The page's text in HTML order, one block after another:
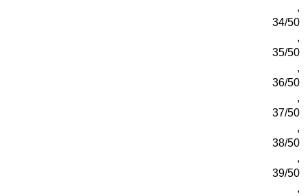
,
34/50
,
35/50
,
36/50
,
37/50
,
38/50
,
39/50
,